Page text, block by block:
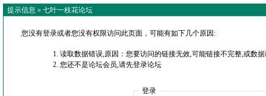
提示信息 » 七叶一枝花论坛
您没有登录或者您没有权限访问此页面，可能有如下几个原因:
读取数据错误,原因：您要访问的链接无效,可能链接不完整,或数
您还不是论坛会员,请先登录论坛
登录